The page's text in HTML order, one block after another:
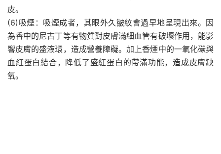
皮。
(6)吸煙：吸煙成者，其眼外久皺紋會過早地呈現出來。因
為香中的尼古丁等有物質對皮膚滿細血管有破壞作用，能影
響皮膚的盛液環，造成營養障礙。加上香煙中的一氧化碳與
血紅蛋白結合，降低了盛紅蛋白的帶滿功能，造成皮膚缺
氧。